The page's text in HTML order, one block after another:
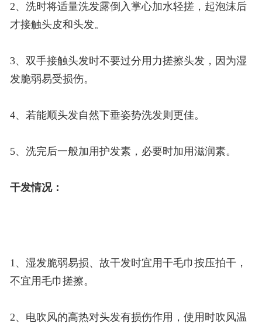
2、洗时将适量洗发露倒入掌心加水轻搓，起泡沫后
才接触头皮和头发。
3、双手接触头发时不要过分用力搓擦头发，因为湿
发脆弱易受损伤。
4、若能顺头发自然下垂姿势洗发则更佳。
5、洗完后一般加用护发素，必要时加用滋润素。
干发情况：
1、湿发脆弱易损、故干发时宜用干毛巾按压拍干，
不宜用毛巾搓擦。
2、电吹风的高热对头发有损伤作用，使用时吹风温